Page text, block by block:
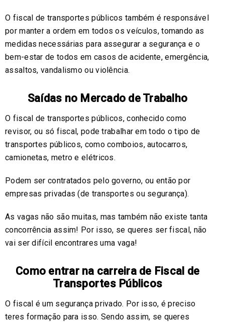
O fiscal de transportes públicos também é responsável
por manter a ordem em todos os veículos, tomando as
medidas necessárias para assegurar a segurança e o
bem-estar de todos em casos de acidente, emergência,
assaltos, vandalismo ou violência.
Saídas no Mercado de Trabalho
O fiscal de transportes públicos, conhecido como
revisor, ou só fiscal, pode trabalhar em todo o tipo de
transportes públicos, como comboios, autocarros,
camionetas, metro e elétricos.
Podem ser contratados pelo governo, ou então por
empresas privadas (de transportes ou segurança).
As vagas não são muitas, mas também não existe tanta
concorrência assim! Por isso, se queres ser fiscal, não
vai ser difícil encontrares uma vaga!
Como entrar na carreira de Fiscal de
Transportes Públicos
O fiscal é um segurança privado. Por isso, é preciso
teres formação para isso. Sendo assim, se queres